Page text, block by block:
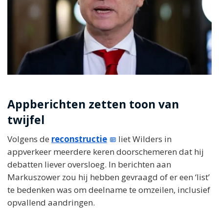
Appberichten zetten toon van
twijfel
Volgens de reconstructie
liet Wilders in
appverkeer meerdere keren doorschemeren dat hij
debatten liever oversloeg. In berichten aan
Markuszower zou hij hebben gevraagd of er een ‘list’
te bedenken was om deelname te omzeilen, inclusief
opvallend aandringen.